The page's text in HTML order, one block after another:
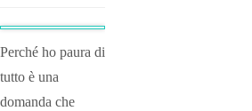
Perché ho paura di
tutto è una
domanda che